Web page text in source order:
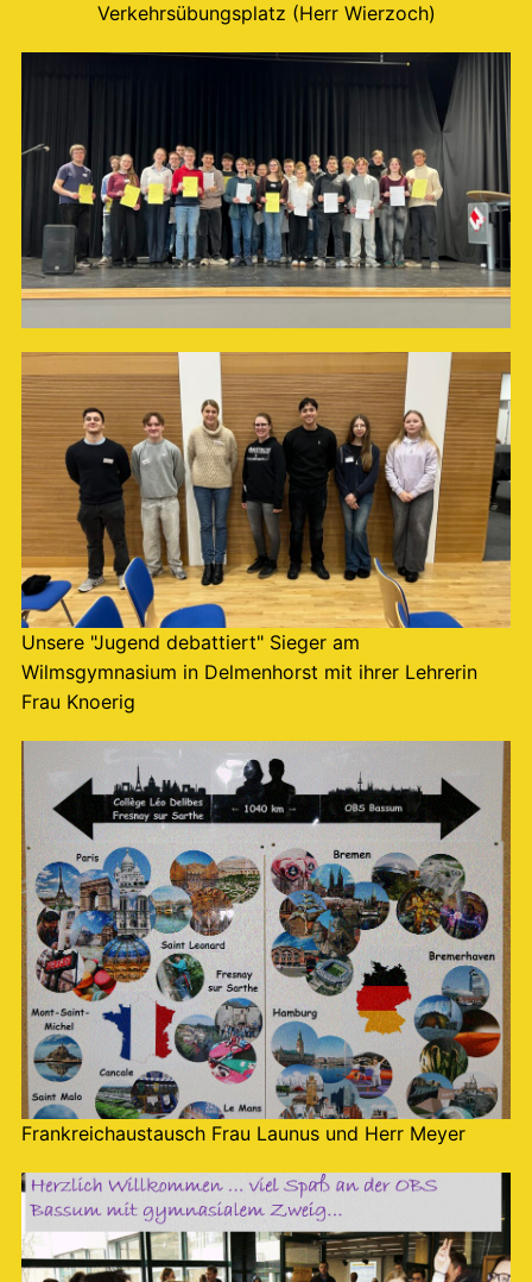
Verkehrsübungsplatz (Herr Wierzoch)
Unsere "Jugend debattiert" Sieger am
Wilmsgymnasium in Delmenhorst mit ihrer Lehrerin
Frau Knoerig
Frankreichaustausch Frau Launus und Herr Meyer